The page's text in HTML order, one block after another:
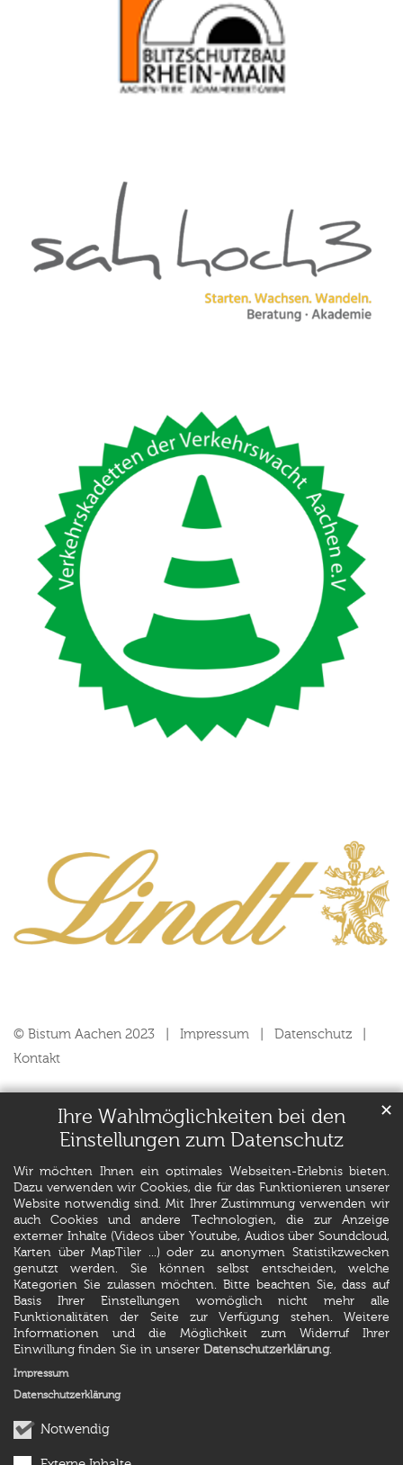
Ihre Wahlmöglichkeiten bei den
Einstellungen zum Datenschutz
Wir möchten Ihnen ein optimales Webseiten-Erlebnis bieten.
Dazu verwenden wir Cookies, die für das Funktionieren unserer
Website notwendig sind. Mit Ihrer Zustimmung verwenden wir
auch Cookies und andere Technologien, die zur Anzeige
externer Inhalte (Videos über Youtube, Audios über Soundcloud,
Karten über MapTiler ...) oder zu anonymen Statistikzwecken
genutzt werden. Sie können selbst entscheiden, welche
Kategorien Sie zulassen möchten. Bitte beachten Sie, dass auf
Basis Ihrer Einstellungen womöglich nicht mehr alle
Funktionalitäten der Seite zur Verfügung stehen. Weitere
Informationen und die Möglichkeit zum Widerruf Ihrer
Einwillung finden Sie in unserer Datenschutzerklärung.
Notwendig
✕
Impressum
Datenschutzerklärung
© Bistum Aachen 2023 Impressum
Datenschutz
Kontakt